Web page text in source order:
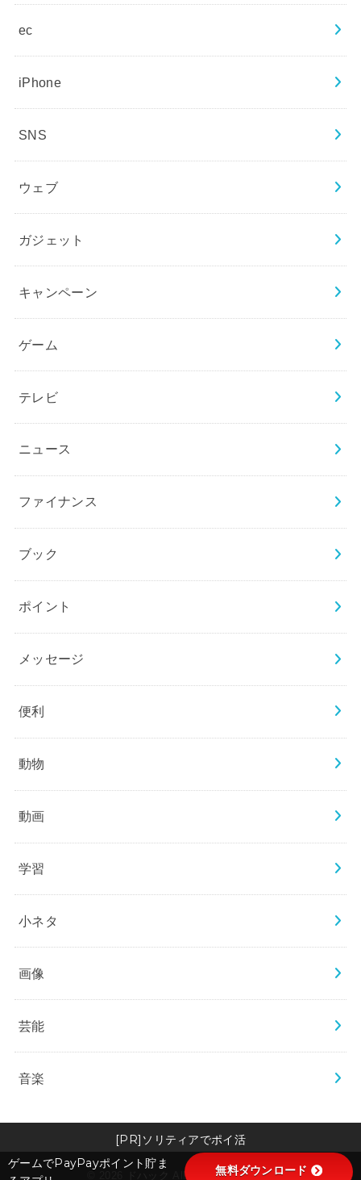
ec
iPhone
SNS
ウェブ
ガジェット
キャンペーン
ゲーム
テレビ
ニュース
ファイナンス
ブック
ポイント
メッセージ
便利
動物
動画
学習
小ネタ
画像
芸能
音楽
All Rights Reserved.
[PR]ソリティアでポイ活
ゲームでPayPayポイント貯ま
無料ダウンロード